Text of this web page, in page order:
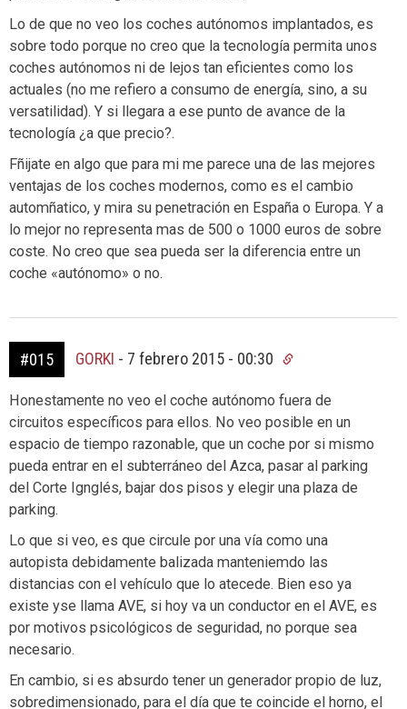
Lo de que no veo los coches autónomos implantados, es
sobre todo porque no creo que la tecnología permita unos
coches autónomos ni de lejos tan eficientes como los
actuales (no me refiero a consumo de energía, sino, a su
versatilidad). Y si llegara a ese punto de avance de la
tecnología ¿a que precio?.
Fñijate en algo que para mi me parece una de las mejores
ventajas de los coches modernos, como es el cambio
automñatico, y mira su penetración en España o Europa. Y a
lo mejor no representa mas de 500 o 1000 euros de sobre
coste. No creo que sea pueda ser la diferencia entre un
coche «autónomo» o no.
#015 GORKI - 7 febrero 2015 - 00:30
Honestamente no veo el coche autónomo fuera de
circuitos específicos para ellos. No veo posible en un
espacio de tiempo razonable, que un coche por si mismo
pueda entrar en el subterráneo del Azca, pasar al parking
del Corte Ignglés, bajar dos pisos y elegir una plaza de
parking.
Lo que si veo, es que circule por una vía como una
autopista debidamente balizada manteniemdo las
distancias con el vehículo que lo atecede. Bien eso ya
existe yse llama AVE, si hoy va un conductor en el AVE, es
por motivos psicológicos de seguridad, no porque sea
necesario.
En cambio, si es absurdo tener un generador propio de luz,
sobredimensionado, para el día que te coincide el horno, el